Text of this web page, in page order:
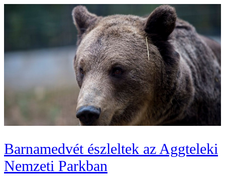
Barnamedvét észleltek az Aggteleki
Nemzeti Parkban